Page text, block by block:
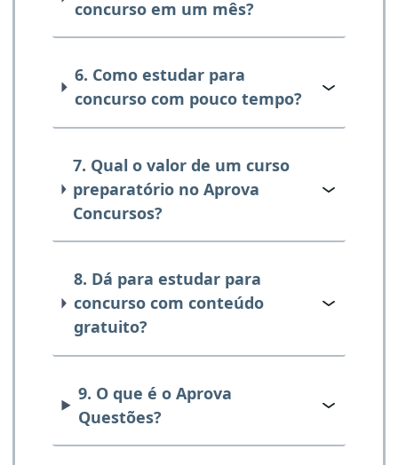
concurso em um mês?
6. Como estudar para
concurso com pouco tempo?
7. Qual o valor de um curso
preparatório no Aprova
Concursos?
8. Dá para estudar para
concurso com conteúdo
gratuito?
9. O que é o Aprova
Questões?